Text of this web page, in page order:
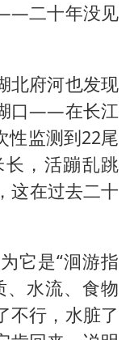
二十年没见
北府河也发现
口——在长江
性监测到22尾
，活蹦乱跳
这在过去二十
它是“洄游指
、水流、食物
不行，水脏了